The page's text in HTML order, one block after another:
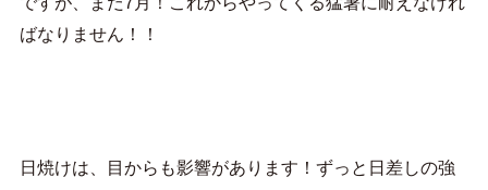
ばなりません！！
日焼けは、目からも影響があります！ずっと日差しの強